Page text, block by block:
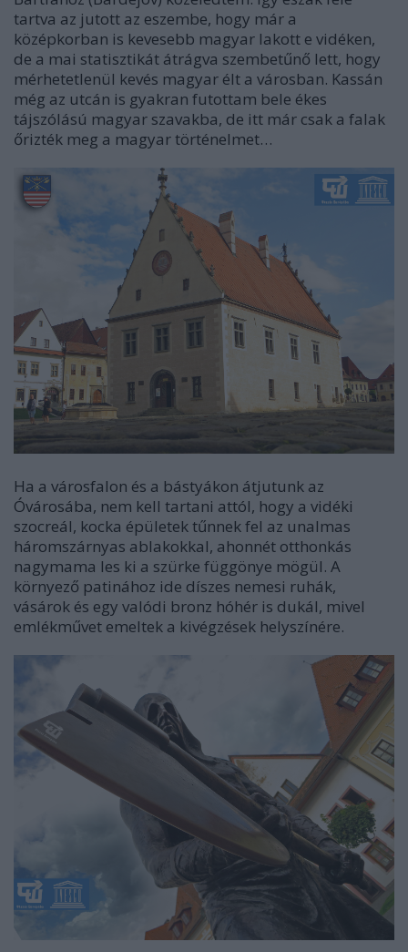
tartva az jutott az eszembe, hogy már a
középkorban is kevesebb magyar lakott e vidéken,
de a mai statisztikát átrágva szembetűnő lett, hogy
mérhetetlenül kevés magyar élt a városban. Kassán
még az utcán is gyakran futottam bele ékes
tájszólású magyar szavakba, de itt már csak a falak
őrizték meg a magyar történelmet…
Ha a városfalon és a bástyákon átjutunk az
Óvárosába, nem kell tartani attól, hogy a vidéki
szocreál, kocka épületek tűnnek fel az unalmas
háromszárnyas ablakokkal, ahonnét otthonkás
nagymama les ki a szürke függönye mögül. A
környező patinához ide díszes nemesi ruhák,
vásárok és egy valódi bronz hóhér is dukál, mivel
emlékművet emeltek a kivégzések helyszínére.